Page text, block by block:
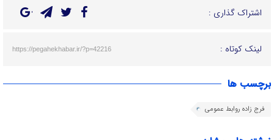
اشتراک گذاری :
لینک کوتاه : https://pegahekhabar.ir/?p=42216
برچسب ها
فرج زاده روابط عمومی